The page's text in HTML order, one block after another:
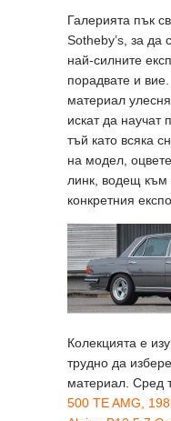
Галерията пък
Sotheby’s, за да
най-силните
порадвате и
материал
искат да научат
тъй като всяка
на модел,
линк, водещ към
конкретния
Колекцията е
трудно да
материал. Сред
500 TE AMG,